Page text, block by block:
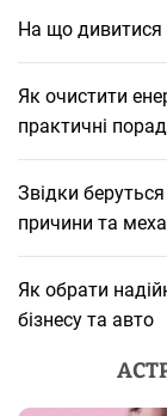
На що дивитися
Як очистити
практичні
Звідки беруться
причини та
Як обрати
бізнесу та авто